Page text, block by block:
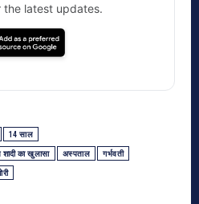
the latest updates.
14 साल
का खुलासा अस्पताल गर्भवती